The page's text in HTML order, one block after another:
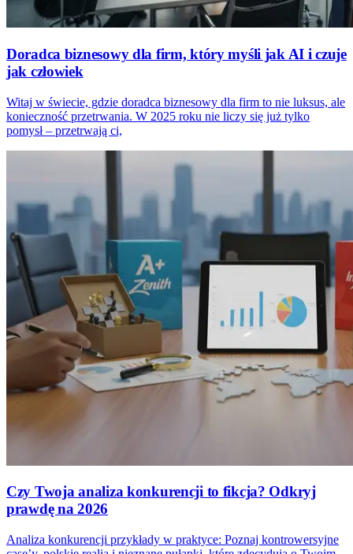
Doradca biznesowy dla firm, który myśli jak AI i czuje
jak człowiek
Witaj w świecie, gdzie doradca biznesowy dla firm to nie luksus, ale
konieczność przetrwania. W 2025 roku nie liczy się już tylko
pomysł – przetrwają ci,
Czy Twoja analiza konkurencji to fikcja? Odkryj
prawdę na 2026
Analiza konkurencji przykłady w praktyce: Poznaj kontrowersyjne